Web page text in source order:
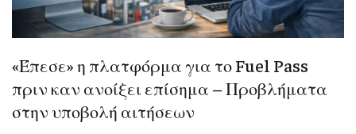
«Έπεσε» η πλατφόρμα για το Fuel Pass
πριν καν ανοίξει επίσημα – Προβλήματα
στην υποβολή αιτήσεων